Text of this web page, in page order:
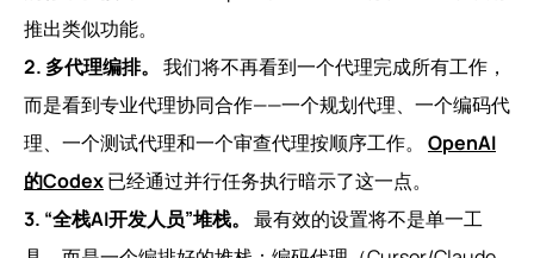
推出类似功能。
2. 多代理编排。 我们将不再看到一个代理完成所有工作，
而是看到专业代理协同合作——一个规划代理、一个编码代
理、一个测试代理和一个审查代理按顺序工作。 OpenAI
的Codex已经通过并行任务执行暗示了这一点。
3. “全栈AI开发人员”堆栈。 最有效的设置将不是单一工